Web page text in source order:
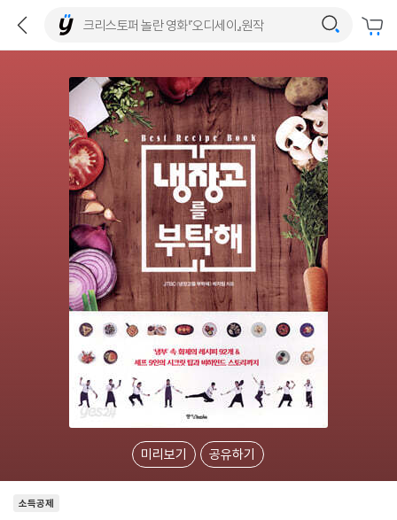
미리보기 공유하기
소득공제